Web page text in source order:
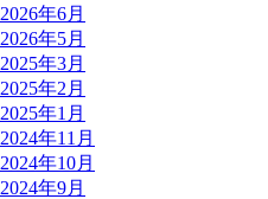
2026年6月
2026年5月
2025年3月
2025年2月
2025年1月
2024年11月
2024年10月
2024年9月